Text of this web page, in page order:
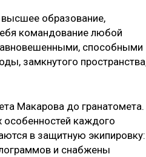
образование,
командование любой
способными
замкнутого
Макарова до гранатомета.
особенностей каждого
в защитную экипировку:
и снабжены